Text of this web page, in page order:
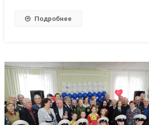
Подробнее